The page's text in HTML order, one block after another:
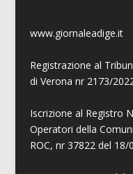
www.giornaleadige.it
Registrazione al
di Verona nr 2173/
Iscrizione al Registro
Operatori della
ROC, nr 37822 del 18/